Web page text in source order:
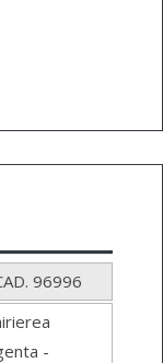
96996
-